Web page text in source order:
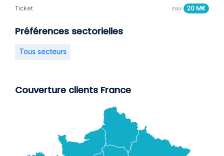
Ticket max 20 M€
Préférences sectorielles
Tous secteurs
Couverture clients France